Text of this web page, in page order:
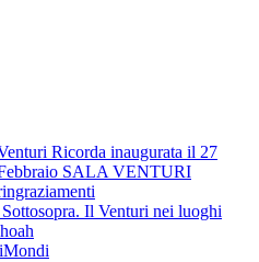
Ricorda inaugurata il 27
SALA VENTURI
Il Venturi nei luoghi